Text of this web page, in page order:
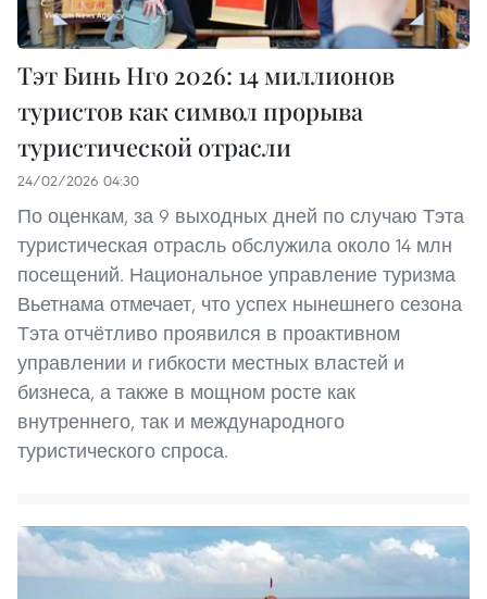
Тэт Бинь Нго 2026: 14 миллионов
туристов как символ прорыва
туристической отрасли
24/02/2026 04:30
По оценкам, за 9 выходных дней по случаю Тэта
туристическая отрасль обслужила около 14 млн
посещений. Национальное управление туризма
Вьетнама отмечает, что успех нынешнего сезона
Тэта отчётливо проявился в проактивном
управлении и гибкости местных властей и
бизнеса, а также в мощном росте как
внутреннего, так и международного
туристического спроса.